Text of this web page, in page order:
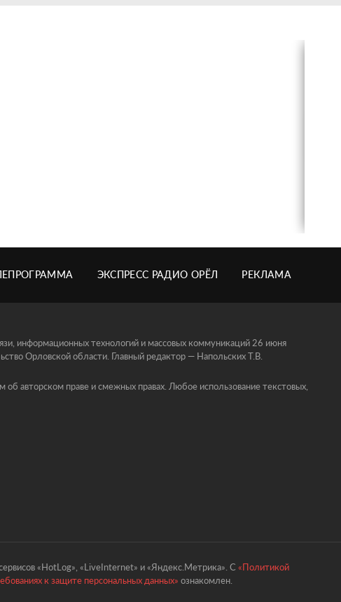
ЭКСПРЕСС РАДИО ОРЁЛ РЕКЛАМА
информационных технологий и массовых коммуникаций 26 июня
Орловской области. Главный редактор — Напольских Т.В.
авторском праве и смежных правах. Любое использование текстовых,
«HotLog», «LiveInternet» и «Яндекс.Метрика». С«Политикой
к защите персональных данных»ознакомлен.